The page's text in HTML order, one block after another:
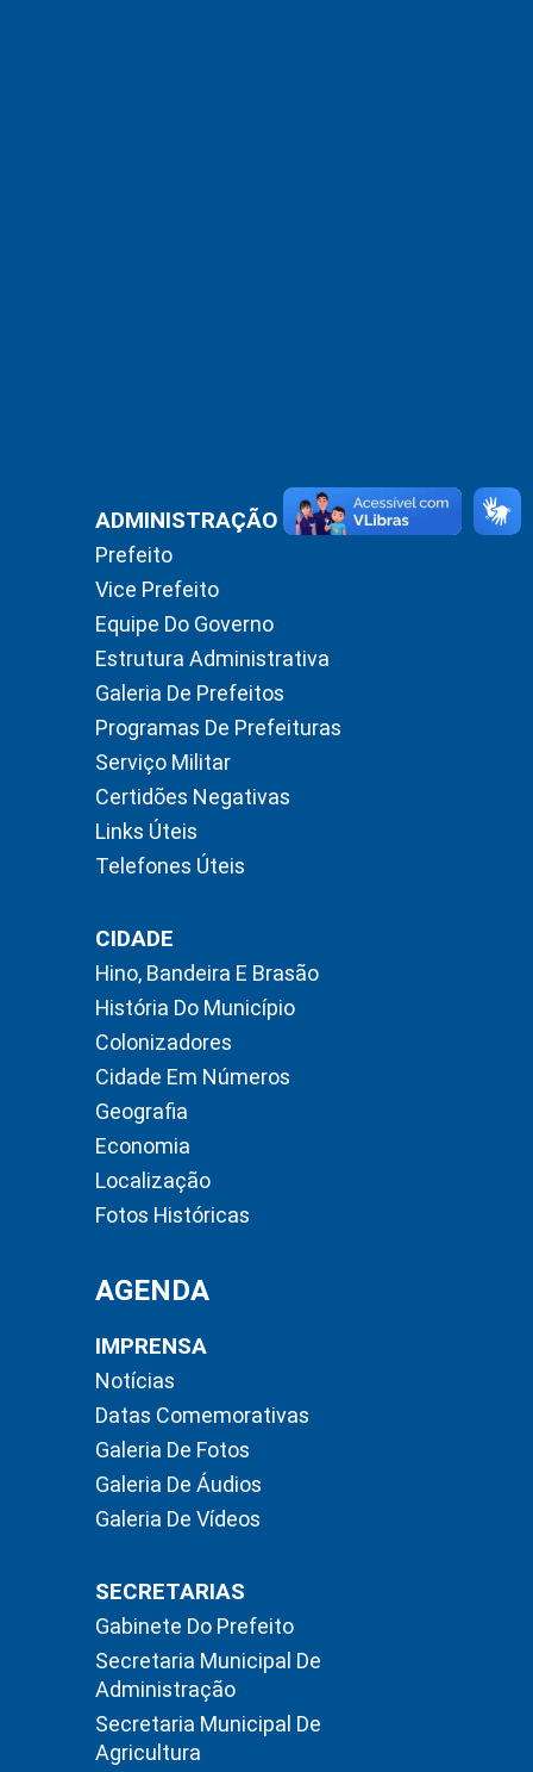
ADMINISTRAÇÃO
Prefeito
Vice Prefeito
Equipe Do Governo
Estrutura Administrativa
Galeria De Prefeitos
Programas De Prefeituras
Serviço Militar
Certidões Negativas
Links Úteis
Telefones Úteis
CIDADE
Hino, Bandeira E Brasão
História Do Município
Colonizadores
Cidade Em Números
Geografia
Economia
Localização
Fotos Históricas
AGENDA
IMPRENSA
Notícias
Datas Comemorativas
Galeria De Fotos
Galeria De Áudios
Galeria De Vídeos
SECRETARIAS
Gabinete Do Prefeito
Secretaria Municipal De
Administração
Secretaria Municipal De
Agricultura